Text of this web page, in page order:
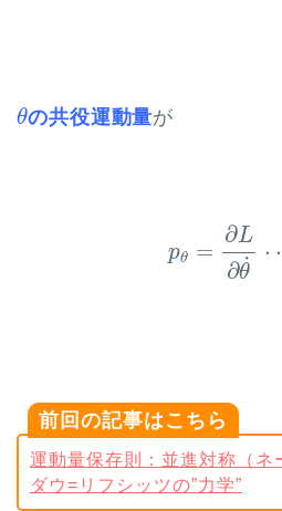
θ
θの共役運動量が
pθ =
∂L
∂˙
θ
⋅ ⋅
L∂θ
前回の記事はこちら
運動量保存則：並進対称（ネ
ダウ=リフシッツの”力学”